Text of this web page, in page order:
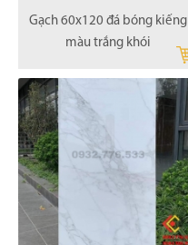
Gạch 60x120 đá bóng kiếng
màu trắng khói